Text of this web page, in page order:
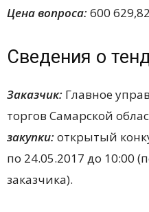
Цена вопроса: 600
Сведения о
Заказчик: Главное
торгов Самарской
закупки: открытый
по 24.05.2017 до 10:00
заказчика).